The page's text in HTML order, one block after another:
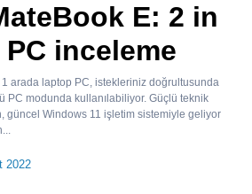
E: 2 in
inceleme
1 arada laptop PC, istekleriniz doğrultusunda
PC modunda kullanılabiliyor. Güçlü teknik
güncel Windows 11 işletim sistemiyle geliyor
2022